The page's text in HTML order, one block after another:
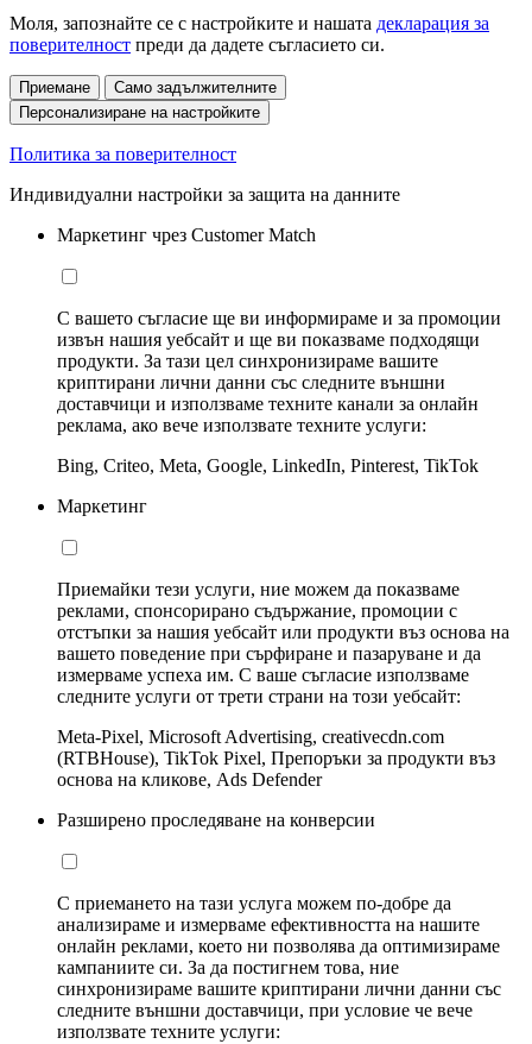
Моля, запознайте се с настройките и нашата декларация за
поверителност преди да дадете съгласието си.
Приемане
Само задължителните
Персонализиране на настройките
Политика за поверителност
Индивидуални настройки за защита на данните
Маркетинг чрез Customer Match
С вашето съгласие ще ви информираме и за промоции
извън нашия уебсайт и ще ви показваме подходящи
продукти. За тази цел синхронизираме вашите
криптирани лични данни със следните външни
доставчици и използваме техните канали за онлайн
реклама, ако вече използвате техните услуги:
Bing, Criteo, Meta, Google, LinkedIn, Pinterest, TikTok
Маркетинг
Приемайки тези услуги, ние можем да показваме
реклами, спонсорирано съдържание, промоции с
отстъпки за нашия уебсайт или продукти въз основа на
вашето поведение при сърфиране и пазаруване и да
измерваме успеха им. С ваше съгласие използваме
следните услуги от трети страни на този уебсайт:
Meta-Pixel, Microsoft Advertising, creativecdn.com
(RTBHouse), TikTok Pixel, Препоръки за продукти въз
основа на кликове, Ads Defender
Разширено проследяване на конверсии
С приемането на тази услуга можем по-добре да
анализираме и измерваме ефективността на нашите
онлайн реклами, което ни позволява да оптимизираме
кампаниите си. За да постигнем това, ние
синхронизираме вашите криптирани лични данни със
следните външни доставчици, при условие че вече
използвате техните услуги: